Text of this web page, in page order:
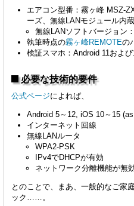
エアコン型番：霧ヶ峰 MSZ-
ーズ、無線LANモジュール内
無線LANソフトバージョン
執筆時点の霧ヶ峰REMOTEの
検証スマホ：Android 11およ
必要な技術的要件
公式ページによれば、
Android 5～12, iOS 10～15
インターネット回線
無線LANルータ
WPA2-PSK
IPv4でDHCPが有効
ネットワーク分離機能が無
とのことで、まあ、一般的なご家
ック……。